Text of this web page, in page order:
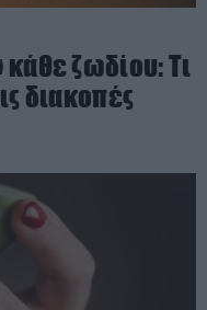
κάθε ζωδίου: Τι
διακοπές